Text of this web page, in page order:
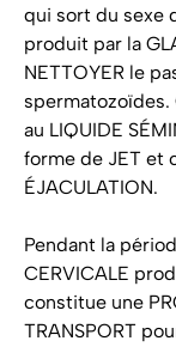
qui sort du sexe
produit par la
NETTOYER le
au LIQUIDE
forme de JET et
ÉJACULATION.
Pendant la
CERVICALE
constitue une
TRANSPORT